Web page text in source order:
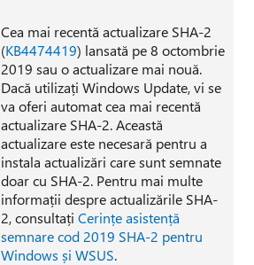
Cea mai recentă actualizare SHA-2
(KB4474419) lansată pe 8 octombrie
2019 sau o actualizare mai nouă.
Dacă utilizați Windows Update, vi se
va oferi automat cea mai recentă
actualizare SHA-2. Această
actualizare este necesară pentru a
instala actualizări care sunt semnate
doar cu SHA-2. Pentru mai multe
informații despre actualizările SHA-
2, consultațiCerințe asistență
semnare cod 2019 SHA-2 pentru
Windows și WSUS.